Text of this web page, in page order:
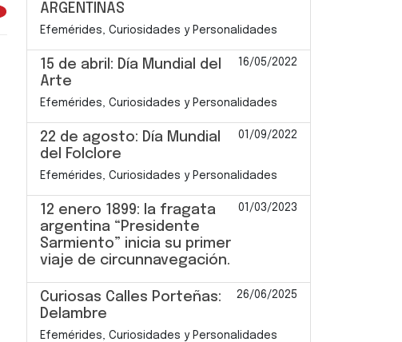
ARGENTINAS
Efemérides, Curiosidades y Personalidades
15 de abril: Día Mundial del
Arte
16/05/2022
Efemérides, Curiosidades y Personalidades
22 de agosto: Día Mundial
del Folclore
01/09/2022
Efemérides, Curiosidades y Personalidades
12 enero 1899: la fragata
argentina “Presidente
Sarmiento” inicia su primer
viaje de circunnavegación.
01/03/2023
Curiosas Calles Porteñas:
Delambre
26/06/2025
Efemérides, Curiosidades y Personalidades